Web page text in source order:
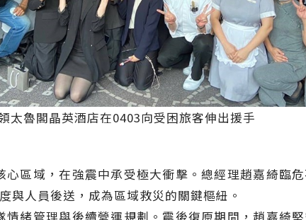
魯閣晶英酒店在0403向受困旅客伸出援手
域，在強震中承受極大衝擊。總經理趙嘉綺臨
與人員後送，成為區域救災的關鍵樞紐。
管理與後續營運規劃。震後復原期間，趙嘉綺